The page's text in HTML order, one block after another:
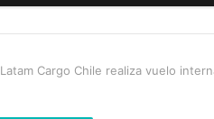
Latam Cargo Chile realiza vuelo